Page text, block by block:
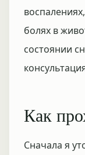
болях в
состоянии
Как
Сначала я